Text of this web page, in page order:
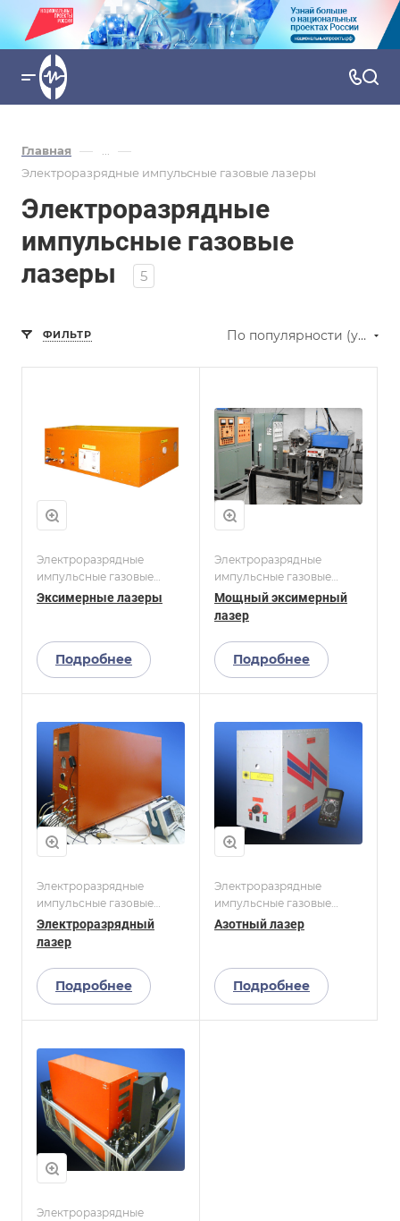
Главная — ... —
Электроразрядные импульсные газовые лазеры
Электроразрядные
импульсные газовые
лазеры
5
ФИЛЬТР По популярности (убывание)
Электроразрядные
импульсные газовые
лазеры
Эксимерные лазеры
Подробнее
Электроразрядные
импульсные газовые
лазеры
Мощный эксимерный
лазер
Подробнее
Электроразрядные
импульсные газовые
лазеры
Электроразрядный
лазер
Подробнее
Электроразрядные
импульсные газовые
лазеры
Азотный лазер
Подробнее
Электроразрядные